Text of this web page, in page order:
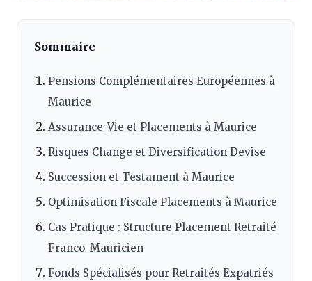
Sommaire
Pensions Complémentaires Européennes à
Maurice
Assurance-Vie et Placements à Maurice
Risques Change et Diversification Devise
Succession et Testament à Maurice
Optimisation Fiscale Placements à Maurice
Cas Pratique : Structure Placement Retraité
Franco-Mauricien
Fonds Spécialisés pour Retraités Expatriés